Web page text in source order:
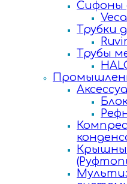
Сифоны
Трубки
Трубы